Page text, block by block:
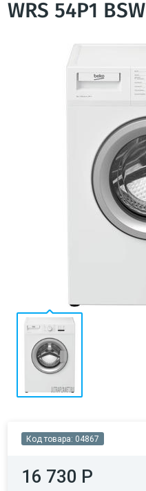
WRS 54P1 BSW
Код товара: 04867
16 730 Р